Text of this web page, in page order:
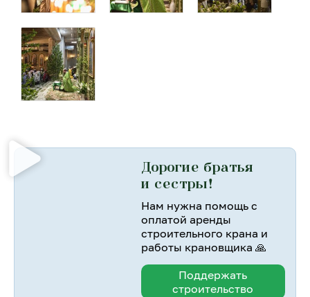
Дорогие братья
и сестры!
Нам нужна помощь с
оплатой аренды
строительного крана и
работы крановщика 🙏
Поддержать
строительство